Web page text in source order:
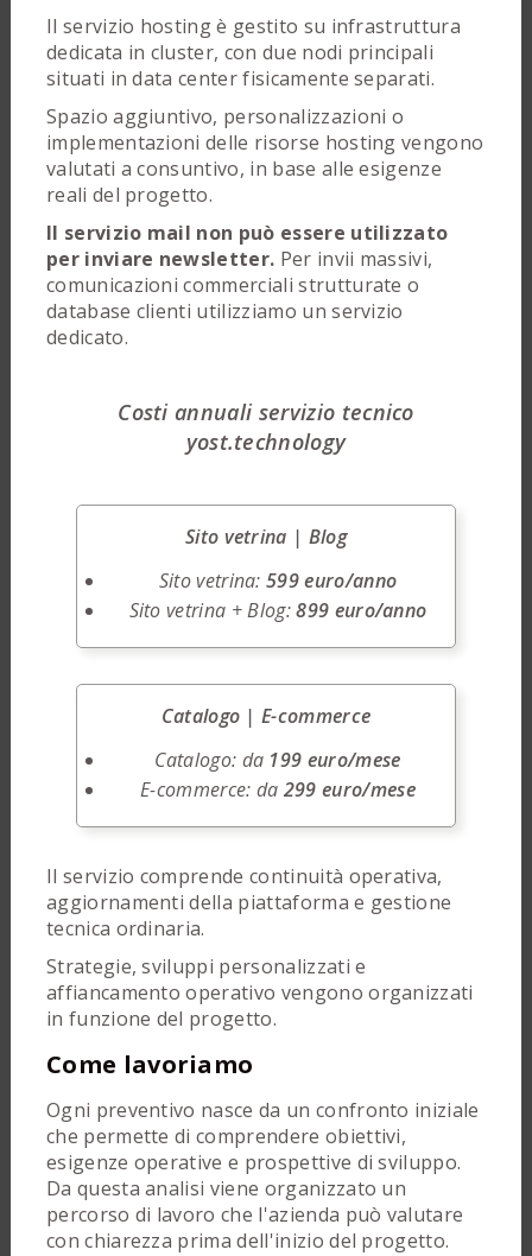
Il servizio hosting è gestito su infrastruttura
dedicata in cluster, con due nodi principali
situati in data center fisicamente separati.
Spazio aggiuntivo, personalizzazioni o
implementazioni delle risorse hosting vengono
valutati a consuntivo, in base alle esigenze
reali del progetto.
Il servizio mail non può essere utilizzato
per inviare newsletter. Per invii massivi,
comunicazioni commerciali strutturate o
database clienti utilizziamo un servizio
dedicato.
Costi annuali servizio tecnico
yost.technology
Sito vetrina | Blog
Sito vetrina:599 euro/anno
Sito vetrina + Blog:899 euro/anno
Catalogo | E-commerce
Catalogo: da 199 euro/mese
E-commerce: da 299 euro/mese
Il servizio comprende continuità operativa,
aggiornamenti della piattaforma e gestione
tecnica ordinaria.
Strategie, sviluppi personalizzati e
affiancamento operativo vengono organizzati
in funzione del progetto.
Come lavoriamo
Ogni preventivo nasce da un confronto iniziale
che permette di comprendere obiettivi,
esigenze operative e prospettive di sviluppo.
Da questa analisi viene organizzato un
percorso di lavoro che l'azienda può valutare
con chiarezza prima dell'inizio del progetto.